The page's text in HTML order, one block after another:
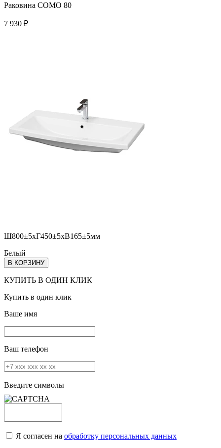
Раковина COMO 80
7 930 ₽
Ш800±5хГ450±5хВ165±5мм
Белый
В КОРЗИНУ
КУПИТЬ В ОДИН КЛИК
Купить в один клик
Ваше имя
Ваш телефон
Введите символы
Я согласен на обработку персональных данных